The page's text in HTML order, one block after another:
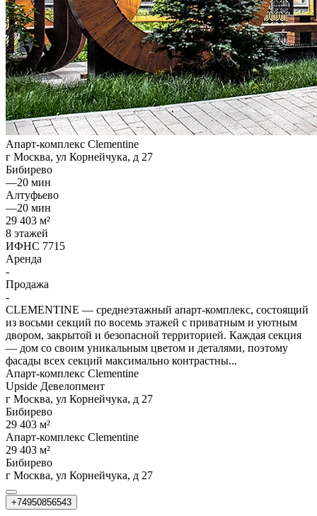
Апарт-комплекс Clementine
г Москва, ул Корнейчука, д 27
Бибирево
—20 мин
Алтуфьево
—20 мин
29 403 м²
8 этажей
ИФНС 7715
Аренда
-
Продажа
-
CLEMENTINE — среднеэтажный апарт-комплекс, состоящий
из восьми секций по восемь этажей с приватным и уютным
двором, закрытой и безопасной территорией. Каждая секция
— дом со своим уникальным цветом и деталями, поэтому
фасады всех секций максимально контрастны...
Апарт-комплекс Clementine
Upside Девелопмент
г Москва, ул Корнейчука, д 27
Бибирево
29 403 м²
Апарт-комплекс Clementine
29 403 м²
Бибирево
г Москва, ул Корнейчука, д 27
+74950856543